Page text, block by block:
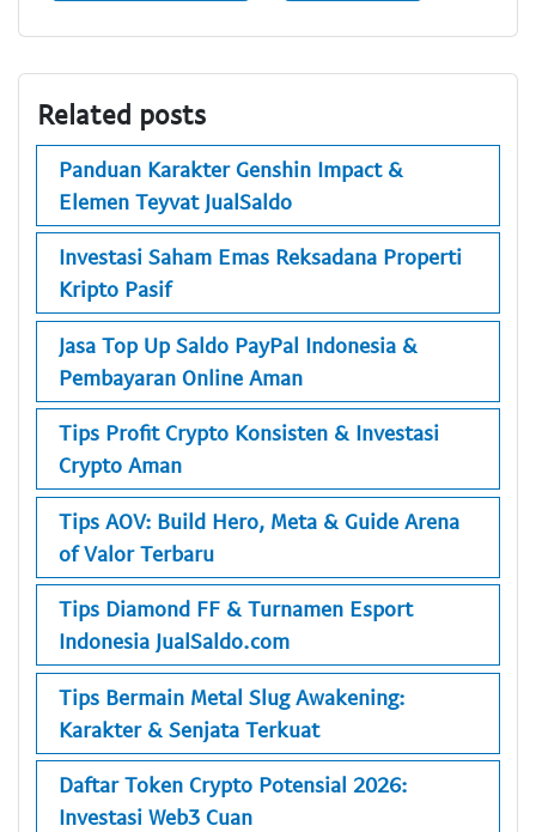
Related posts
Panduan Karakter Genshin Impact &
Elemen Teyvat JualSaldo
Investasi Saham Emas Reksadana Properti
Kripto Pasif
Jasa Top Up Saldo PayPal Indonesia &
Pembayaran Online Aman
Tips Profit Crypto Konsisten & Investasi
Crypto Aman
Tips AOV: Build Hero, Meta & Guide Arena
of Valor Terbaru
Tips Diamond FF & Turnamen Esport
Indonesia JualSaldo.com
Tips Bermain Metal Slug Awakening:
Karakter & Senjata Terkuat
Daftar Token Crypto Potensial 2026:
Investasi Web3 Cuan